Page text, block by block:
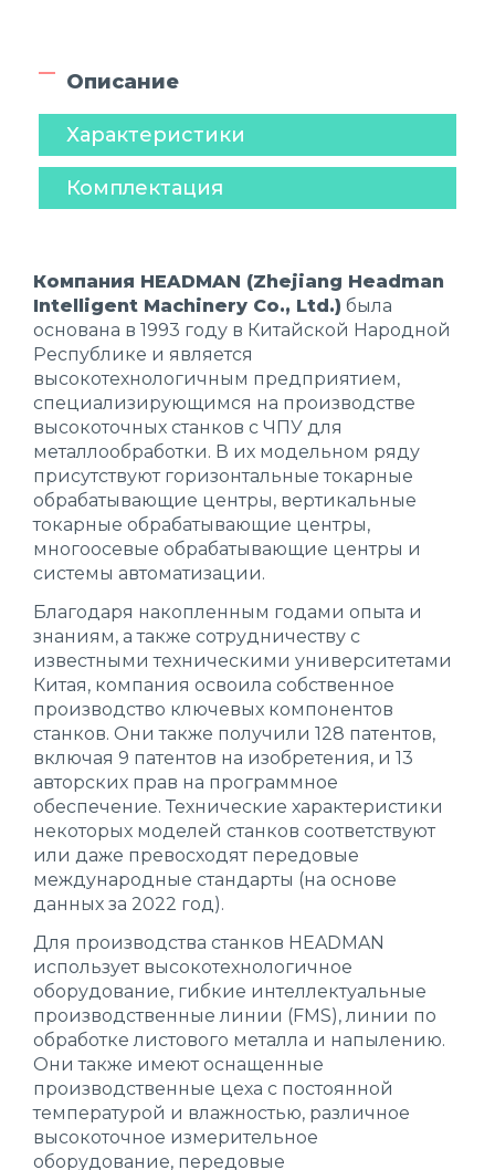
Описание
Характеристики
Комплектация
Компания HEADMAN (Zhejiang Headman
Intelligent Machinery Co., Ltd.) была
основана в 1993 году в Китайской Народной
Республике и является
высокотехнологичным предприятием,
специализирующимся на производстве
высокоточных станков с ЧПУ для
металлообработки. В их модельном ряду
присутствуют горизонтальные токарные
обрабатывающие центры, вертикальные
токарные обрабатывающие центры,
многоосевые обрабатывающие центры и
системы автоматизации.
Благодаря накопленным годами опыта и
знаниям, а также сотрудничеству с
известными техническими университетами
Китая, компания освоила собственное
производство ключевых компонентов
станков. Они также получили 128 патентов,
включая 9 патентов на изобретения, и 13
авторских прав на программное
обеспечение. Технические характеристики
некоторых моделей станков соответствуют
или даже превосходят передовые
международные стандарты (на основе
данных за 2022 год).
Для производства станков HEADMAN
использует высокотехнологичное
оборудование, гибкие интеллектуальные
производственные линии (FMS), линии по
обработке листового металла и напылению.
Они также имеют оснащенные
производственные цеха с постоянной
температурой и влажностью, различное
высокоточное измерительное
оборудование, передовые